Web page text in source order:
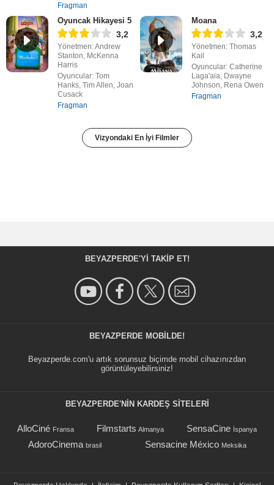
Fragman
Oyuncak Hikayesi 5
3,2
Yönetmen: Andrew
Stanton, McKenna
Harris
Oyuncular: Tom
Hanks, Tim Allen, Joan
Cusack
Fragman
Moana
3,2
Yönetmen: Thomas
Kail
Oyuncular: Catherine
Laga'aia, Dwayne
Johnson, Rena Owen
Fragman
Vizyondaki En İyi Filmler
BEYAZPERDE'YI TAKIP ET!
BEYAZPERDE MOBILDE!
Beyazperde.com'u artık sorunsuz biçimde mobil cihazınızdan
görüntüleyebilirsiniz!
BEYAZPERDE'NIN KARDEŞ SİTELERİ
AlloCiné Fransa Filmstarts Almanya SensaCine İspanya
AdoroCinema brasil Sensacine México Meksika